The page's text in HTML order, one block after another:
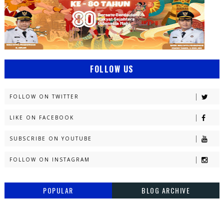
FOLLOW US
FOLLOW ON TWITTER
LIKE ON FACEBOOK
SUBSCRIBE ON YOUTUBE
FOLLOW ON INSTAGRAM
POPULAR BLOG ARCHIVE